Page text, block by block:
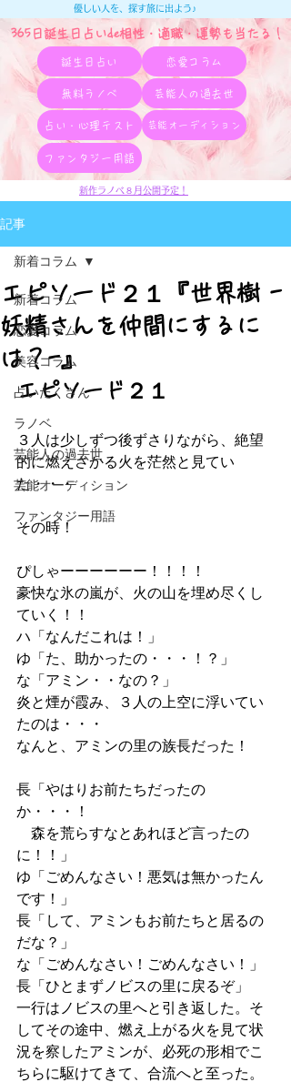
365日誕生日占いde相性・適職・​運勢も当たる！
優しい人を、探す旅に出よう♪
誕生日占い 恋愛コラム
無料ラノベ 芸能人の過去世
占い・心理テスト 芸能オーディション
ファンタジー用語
新作ラノベ８月公開予定！
記事
新着コラム
恋愛コラム
美容コラム
占いたくさん
ラノベ
芸能人の過去世
芸能オーディション
ファンタジー用語
新着コラム
エピソード２１『世界樹 -
妖精さんを仲間にするに
は？-』
エピソード２１
３人は少しずつ後ずさりながら、絶望
的に燃えさかる火を茫然と見てい
た・・・
その時！
ぴしゃーーーーーー！！！！
豪快な氷の嵐が、火の山を埋め尽くし
ていく！！
ハ「なんだこれは！」
ゆ「た、助かったの・・・！？」
な「アミン・・なの？」
炎と煙が霞み、３人の上空に浮いてい
たのは・・・
なんと、アミンの里の族長だった！
長「やはりお前たちだったの
か・・・！
森を荒らすなとあれほど言ったの
に！！」
ゆ「ごめんなさい！悪気は無かったん
です！」
長「して、アミンもお前たちと居るの
だな？」
な「ごめんなさい！ごめんなさい！」
長「ひとまずノビスの里に戻るぞ」
一行はノビスの里へと引き返した。そ
してその途中、燃え上がる火を見て状
況を察したアミンが、必死の形相でこ
ちらに駆けてきて、合流へと至った。